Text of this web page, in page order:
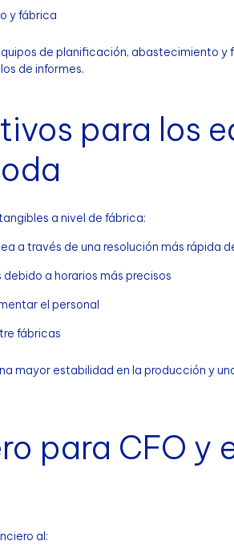
y fábrica
de planificación, abastecimiento y
de informes.
para los
a nivel de fábrica:
a través de una resolución más rápida
a horarios más precisos
el personal
fábricas
mayor estabilidad en la producción y
para CFO y
al: